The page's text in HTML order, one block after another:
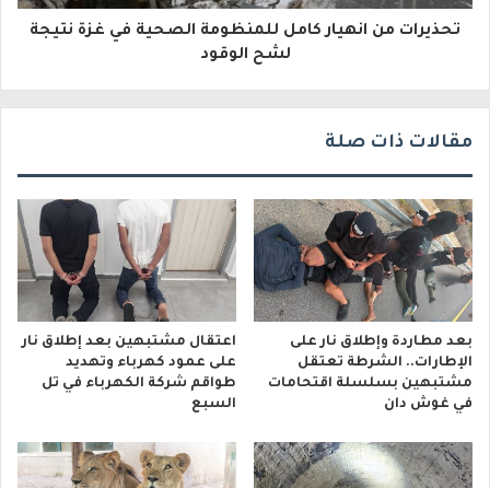
تحذيرات من انهيار كامل للمنظومة الصحية في غزة نتيجة
لشح الوقود
مقالات ذات صلة
بعد مطاردة وإطلاق نار على
الإطارات.. الشرطة تعتقل
مشتبهين بسلسلة اقتحامات
في غوش دان
اعتقال مشتبهين بعد إطلاق نار
على عمود كهرباء وتهديد
طواقم شركة الكهرباء في تل
السبع